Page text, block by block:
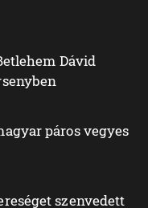
Dávid
páros vegyes
szenvedett